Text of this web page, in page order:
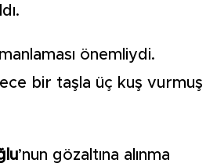
önemliydi.
bir taşla üç kuş vurmuş
’nun gözaltına alınma